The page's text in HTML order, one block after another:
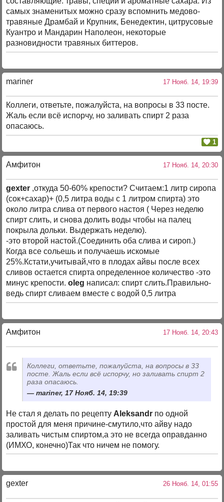
самых знаменитых можно сразу вспомнить медово-
травяные Драмбай и Крупник, Бенедектин, цитрусовые
Куантро и Мандарин Наполеон, некоторые
разновидности травяных биттеров.
mariner 17 Нояб. 14, 19:39
Коллеги, ответьте, пожалуйста, на вопросы в 33 посте.
Жаль если всё испорчу, но заливать спирт 2 раза
опасаюсь.
1
Амфитон 17 Нояб. 14, 20:30
gexter ,откуда 50-60% крепости? Считаем:1 литр сиропа
(сок+сахар)+ (0,5 литра воды с 1 литром спирта) это
около литра слива от первого настоя ( Через неделю
спирт слить, и снова долить воды чтобы на палец
покрыла дольки. Выдержать неделю).
-это второй настой.(Соединить оба слива и сироп.)
Когда все сольешь и получаешь искомые
25%.Кстати,учитывай,что в плодах айвы после всех
сливов остается спирта определенное количество -это
минус крепости.oleg написал: спирт слить.Правильно-
ведь спирт сливаем вместе с водой 0,5 литра
Амфитон 17 Нояб. 14, 20:43
Коллеги, ответьте, пожалуйста, на вопросы в 33
посте. Жаль если всё испорчу, но заливать спирт 2
раза опасаюсь.
mariner, 17 Нояб. 14, 19:39
Не стал я делать по рецепту Aleksandr по одной
простой для меня причине-смутило,что айву надо
заливать чистым спиртом,а это не всегда оправданно
(ИМХО, конечно)Так что ничем не помогу.
gexter 26 Нояб. 14, 01:55